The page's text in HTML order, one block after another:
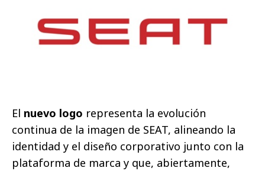
El nuevo logo representa la evolución
continua de la imagen de SEAT, alineando la
identidad y el diseño corporativo junto con la
plataforma de marca y que, abiertamente,